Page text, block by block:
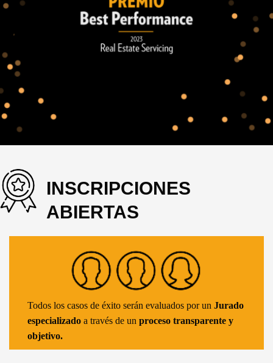
INSCRIPCIONES
ABIERTAS
Todos los casos de éxito serán evaluados por un Jurado
especializado a través de un proceso transparente y
objetivo.